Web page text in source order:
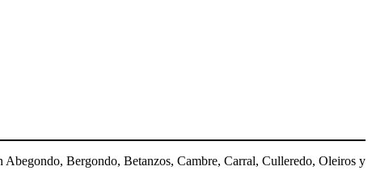
Abegondo, Bergondo, Betanzos, Cambre, Carral, Culleredo, Oleiros y